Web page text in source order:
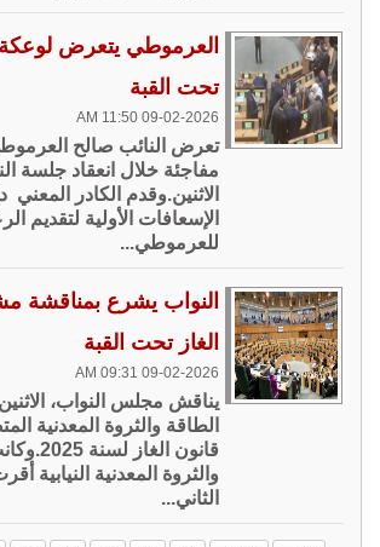
العرموطي يتعرض
تحت القبة
09-02-2026 11:50 AM
تعرض النائب صالح
مفاجئة خلال انعقاد جلسة
الاثنين.وقدم الكادر
الإسعافات الأولية لتقديم
للعرموطي...
النواب يشرع بمناقشة
الغاز تحت القبة
09-02-2026 09:31 AM
يناقش مجلس النواب،
الطاقة والثروة المعدنية
قانون
الثاني...